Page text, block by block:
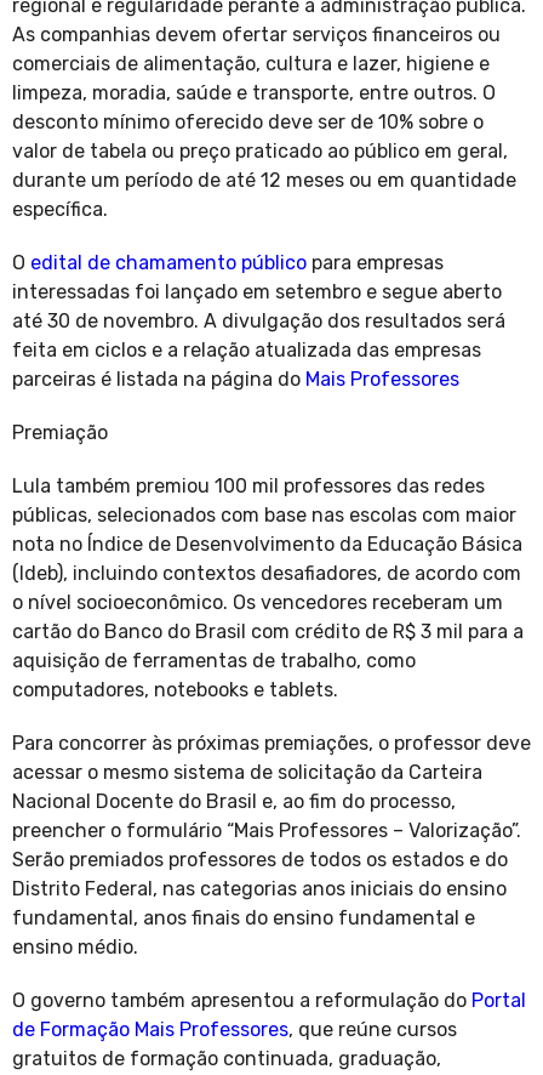
regional e regularidade perante a administração pública.
As companhias devem ofertar serviços financeiros ou
comerciais de alimentação, cultura e lazer, higiene e
limpeza, moradia, saúde e transporte, entre outros. O
desconto mínimo oferecido deve ser de 10% sobre o
valor de tabela ou preço praticado ao público em geral,
durante um período de até 12 meses ou em quantidade
específica.
O edital de chamamento público para empresas
interessadas foi lançado em setembro e segue aberto
até 30 de novembro. A divulgação dos resultados será
feita em ciclos e a relação atualizada das empresas
parceiras é listada na página do Mais Professores
Premiação
Lula também premiou 100 mil professores das redes
públicas, selecionados com base nas escolas com maior
nota no Índice de Desenvolvimento da Educação Básica
(Ideb), incluindo contextos desafiadores, de acordo com
o nível socioeconômico. Os vencedores receberam um
cartão do Banco do Brasil com crédito de R$ 3 mil para a
aquisição de ferramentas de trabalho, como
computadores, notebooks e tablets.
Para concorrer às próximas premiações, o professor deve
acessar o mesmo sistema de solicitação da Carteira
Nacional Docente do Brasil e, ao fim do processo,
preencher o formulário “Mais Professores – Valorização”.
Serão premiados professores de todos os estados e do
Distrito Federal, nas categorias anos iniciais do ensino
fundamental, anos finais do ensino fundamental e
ensino médio.
O governo também apresentou a reformulação do Portal
de Formação Mais Professores, que reúne cursos
gratuitos de formação continuada, graduação,